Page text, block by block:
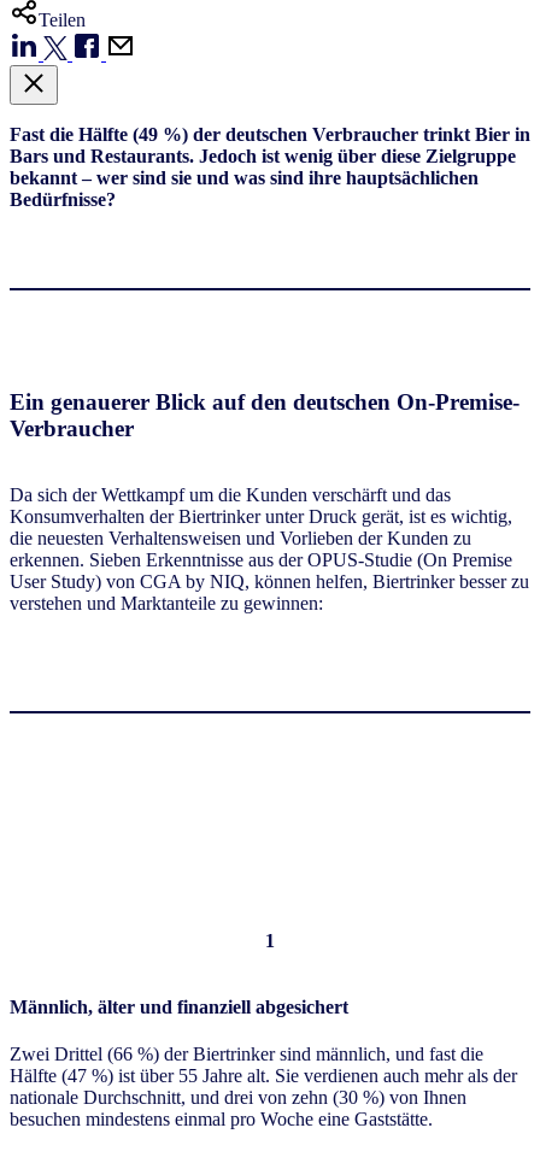
Teilen
Fast die Hälfte (49 %) der deutschen Verbraucher trinkt Bier in
Bars und Restaurants. Jedoch ist wenig über diese Zielgruppe
bekannt – wer sind sie und was sind ihre hauptsächlichen
Bedürfnisse?
Ein genauerer Blick auf den deutschen On-Premise-
Verbraucher
Da sich der Wettkampf um die Kunden verschärft und das
Konsumverhalten der Biertrinker unter Druck gerät, ist es wichtig,
die neuesten Verhaltensweisen und Vorlieben der Kunden zu
erkennen. Sieben Erkenntnisse aus der OPUS-Studie (On Premise
User Study) von CGA by NIQ, können helfen, Biertrinker besser zu
verstehen und Marktanteile zu gewinnen:
1
Männlich, älter und finanziell abgesichert
Zwei Drittel (66 %) der Biertrinker sind männlich, und fast die
Hälfte (47 %) ist über 55 Jahre alt. Sie verdienen auch mehr als der
nationale Durchschnitt, und drei von zehn (30 %) von Ihnen
besuchen mindestens einmal pro Woche eine Gaststätte.